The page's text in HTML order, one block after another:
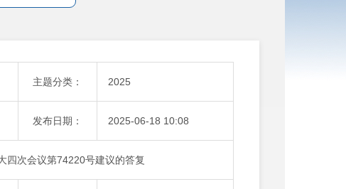
主题分类： 2025
发布日期： 2025-06-18 10:08
四次会议第74220号建议的答复